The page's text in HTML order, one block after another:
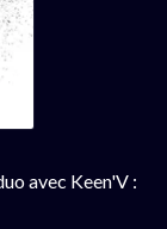
avec Keen'V :